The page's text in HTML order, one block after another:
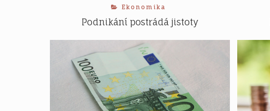
Ekonomika
Podnikání postrádá jistoty